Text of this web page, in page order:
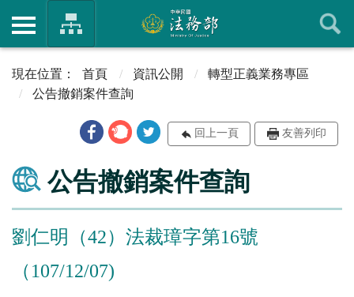
首頁 資訊公開
轉型正義業務專區
公告撤銷案件查詢
回上一頁 友善列印
公告撤銷案件查詢
劉仁明（42）法裁璋字第16號
（107/12/07)